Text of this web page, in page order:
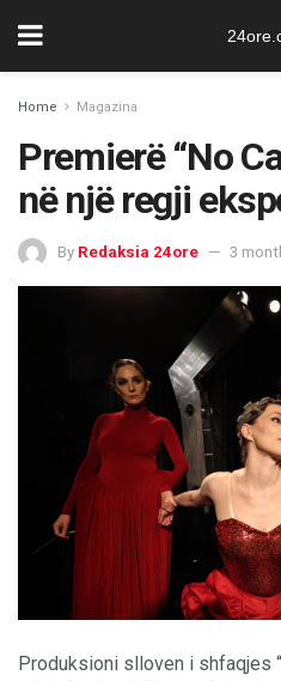
Home Magazina
Premierë “No
në një regji
By Redaksia 24ore 3
Produksioni slloven i shfaqjes